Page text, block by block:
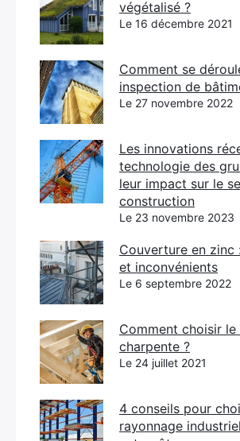
végétalisé ?
Le 16 décembre 2021
Comment se
inspection de
Le 27 novembre 2022
Les innovations
technologie des
leur impact sur le
construction
Le 23 novembre 2023
Couverture en zinc
et inconvénients
Le 6 septembre 2022
Comment choisir le
charpente ?
Le 24 juillet 2021
4 conseils pour
rayonnage